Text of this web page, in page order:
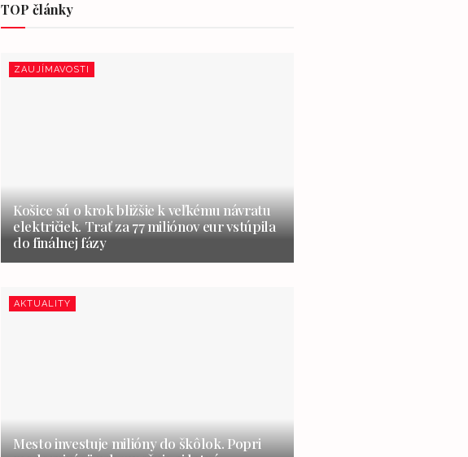
TOP články
ZAUJÍMAVOSTI
Košice sú o krok bližšie k veľkému návratu
električiek. Trať za 77 miliónov eur vstúpila
do finálnej fázy
AKTUALITY
Mesto investuje milióny do škôlok. Popri